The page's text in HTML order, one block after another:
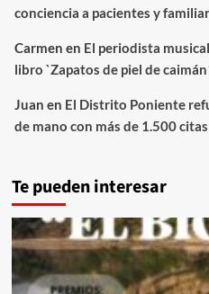
conciencia a pacientes y
Carmen en El periodista
libro `Zapatos de piel de
Juan en El Distrito Poniente
de mano con más de 1.500
Te pueden interesar